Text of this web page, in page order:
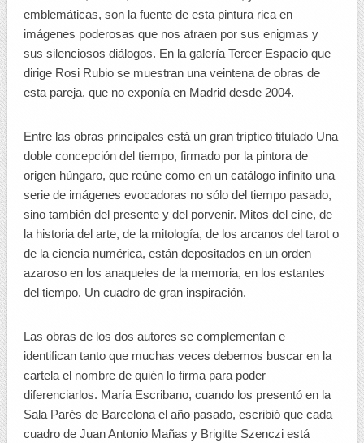
emblemáticas, son la fuente de esta pintura rica en
imágenes poderosas que nos atraen por sus enigmas y
sus silenciosos diálogos. En la galería Tercer Espacio que
dirige Rosi Rubio se muestran una veintena de obras de
esta pareja, que no exponía en Madrid desde 2004.
Entre las obras principales está un gran tríptico titulado Una
doble concepción del tiempo, firmado por la pintora de
origen húngaro, que reúne como en un catálogo infinito una
serie de imágenes evocadoras no sólo del tiempo pasado,
sino también del presente y del porvenir. Mitos del cine, de
la historia del arte, de la mitología, de los arcanos del tarot o
de la ciencia numérica, están depositados en un orden
azaroso en los anaqueles de la memoria, en los estantes
del tiempo. Un cuadro de gran inspiración.
Las obras de los dos autores se complementan e
identifican tanto que muchas veces debemos buscar en la
cartela el nombre de quién lo firma para poder
diferenciarlos. María Escribano, cuando los presentó en la
Sala Parés de Barcelona el año pasado, escribió que cada
cuadro de Juan Antonio Mañas y Brigitte Szenczi está